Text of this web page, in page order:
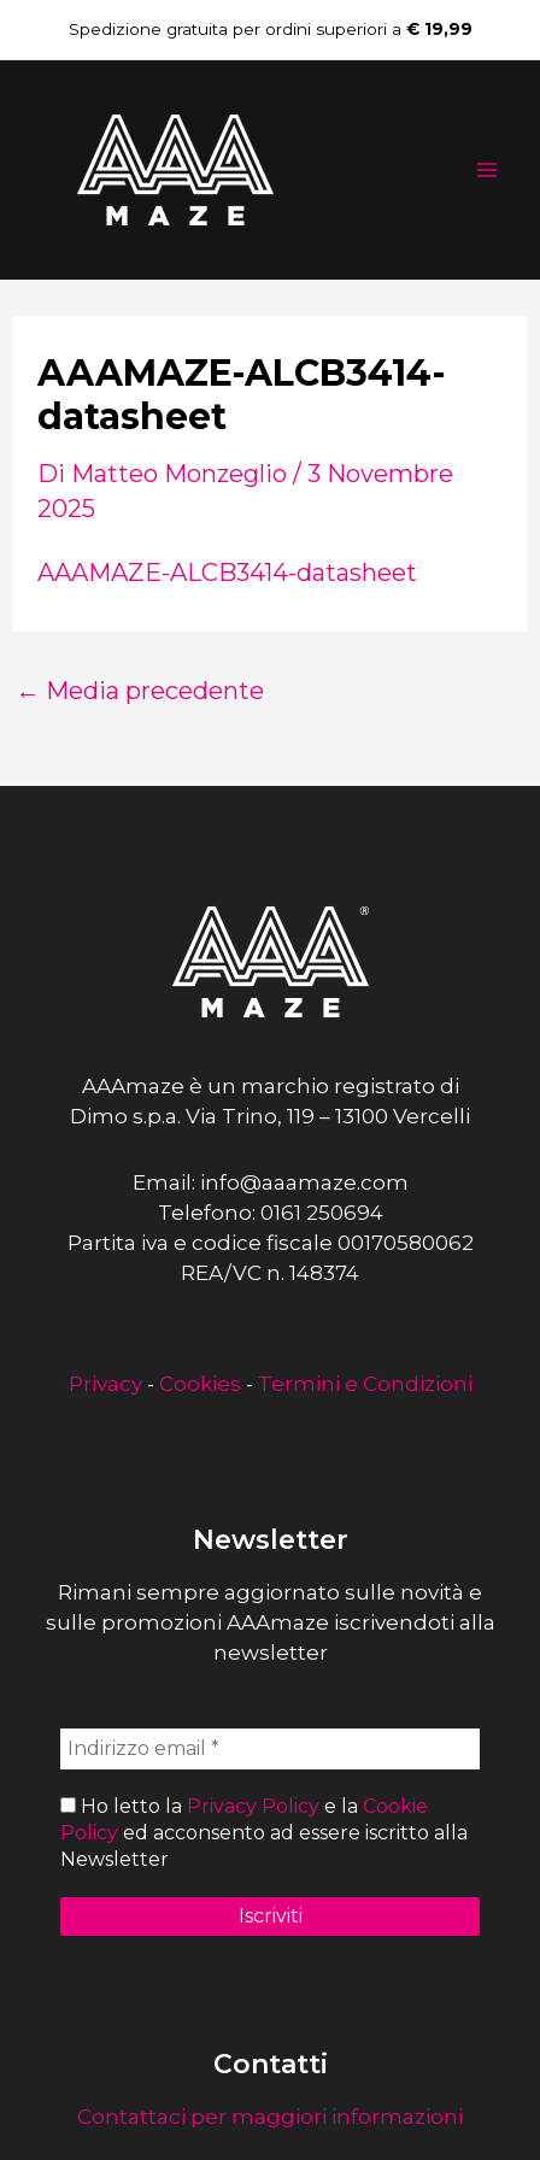
al
contenuto
Spedizione gratuita per ordini superiori a € 19,99
AAAMAZE-ALCB3414-
datasheet
Di Matteo Monzeglio / 3 Novembre
2025
AAAMAZE-ALCB3414-datasheet
Navigazione
articoli
← Media precedente
AAAmaze è un marchio registrato di
Dimo s.p.a. Via Trino, 119 – 13100 Vercelli
Email: info@aaamaze.com
Telefono: 0161 250694
Partita iva e codice fiscale 00170580062
REA/VC n. 148374
Privacy- Cookies - Termini e Condizioni
Newsletter
Rimani sempre aggiornato sulle novità e
sulle promozioni AAAmaze iscrivendoti alla
newsletter
Ho letto la Privacy Policy e la Cookie
Policy ed acconsento ad essere iscritto alla
Newsletter
Contatti
Contattaci per maggiori informazioni